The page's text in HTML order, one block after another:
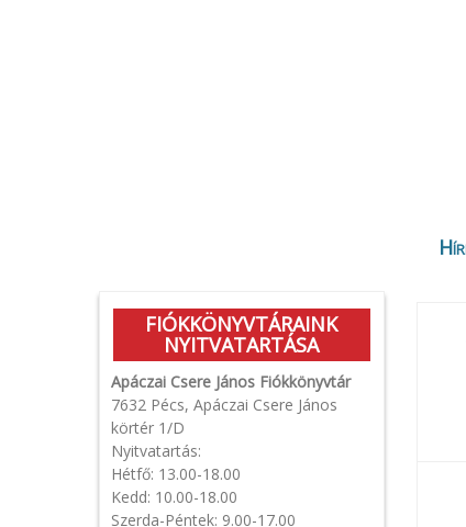
FIÓKKÖNYVTÁRAINK
NYITVATARTÁSA
Apáczai Csere János Fiókkönyvtár
7632 Pécs, Apáczai Csere János
körtér 1/D
Nyitvatartás:
Hétfő: 13.00-18.00
Kedd: 10.00-18.00
Szerda-Péntek: 9.00-17.00